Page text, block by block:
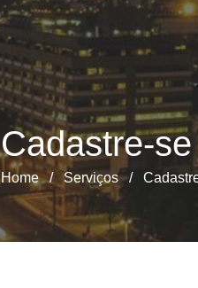
Cadastre-
Home / Serviços /